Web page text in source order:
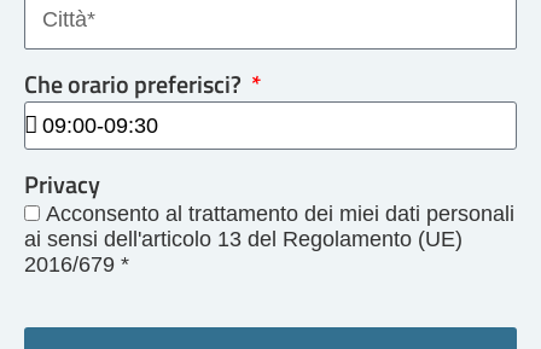
Che orario preferisci?
Privacy
Acconsento al trattamento dei miei dati personali
ai sensi dell'articolo 13 del Regolamento (UE)
2016/679 *